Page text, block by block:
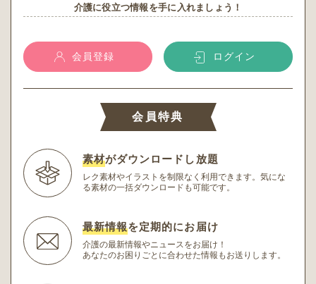
介護に役立つ情報を手に入れましょう！
会員登録 ログイン
会員特典
素材がダウンロードし放題
レク素材やイラストを制限なく利用できます。 気にな
る素材の一括ダウンロードも可能です。
最新情報を定期的にお届け
介護の最新情報やニュースをお届け！
あなたのお困りごとに合わせた情報もお送りします。